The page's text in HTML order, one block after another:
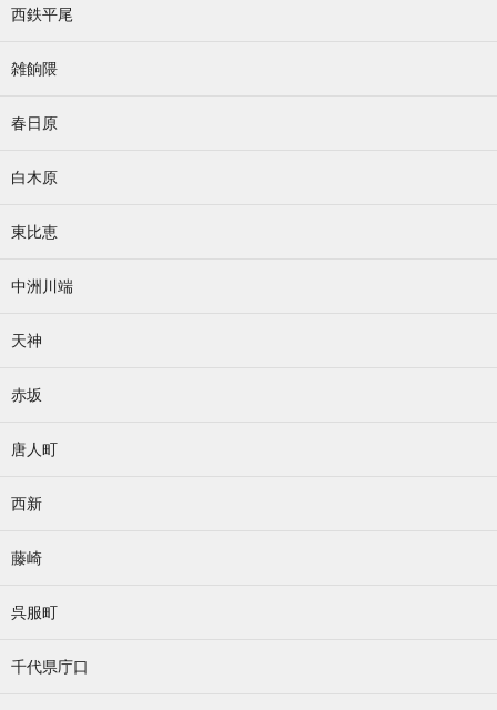
西鉄平尾
雑餉隈
春日原
白木原
東比恵
中洲川端
天神
赤坂
唐人町
西新
藤崎
呉服町
千代県庁口